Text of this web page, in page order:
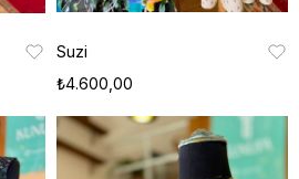
Suzi
₺4.600,00